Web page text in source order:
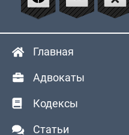
Главная
Адвокаты
Кодексы
Статьи